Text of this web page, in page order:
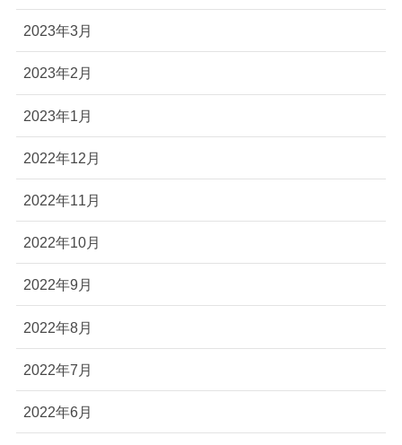
2023年3月
2023年2月
2023年1月
2022年12月
2022年11月
2022年10月
2022年9月
2022年8月
2022年7月
2022年6月